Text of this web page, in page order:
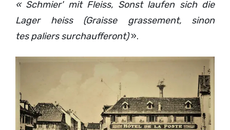
« Schmier' mit Fleiss, Sonst laufen sich die
Lager heiss (Graisse grassement, sinon
tes paliers surchaufferont)».